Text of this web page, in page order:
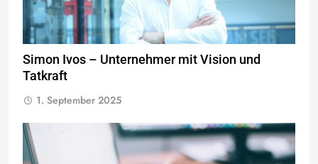
Simon Ivos – Unternehmer mit Vision und
Tatkraft
1. September 2025